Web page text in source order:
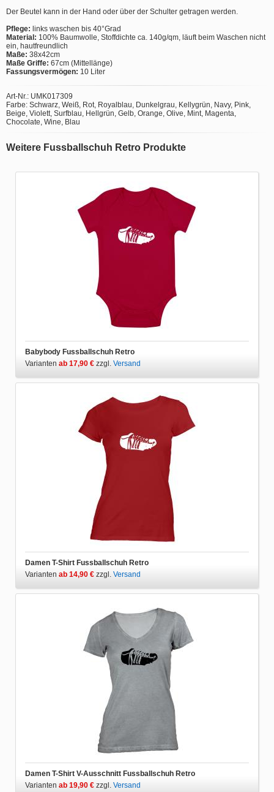
Der Beutel kann in der Hand oder über der Schulter getragen werden.
Pflege: links waschen bis 40°Grad
Material: 100% Baumwolle, Stoffdichte ca. 140g/qm, läuft beim Waschen nicht
ein, hautfreundlich
Maße: 38x42cm
Maße Griffe: 67cm (Mittellänge)
Fassungsvermögen: 10 Liter
Art-Nr.: UMK017309
Farbe: Schwarz, Weiß, Rot, Royalblau, Dunkelgrau, Kellygrün, Navy, Pink,
Beige, Violett, Surfblau, Hellgrün, Gelb, Orange, Olive, Mint, Magenta,
Chocolate, Wine, Blau
Weitere Fussballschuh Retro Produkte
Babybody Fussballschuh Retro
Varianten ab 17,90 € zzgl. Versand
Damen T-Shirt Fussballschuh Retro
Varianten ab 14,90 € zzgl. Versand
Damen T-Shirt V-Ausschnitt Fussballschuh Retro
Varianten ab 19,90 € zzgl. Versand